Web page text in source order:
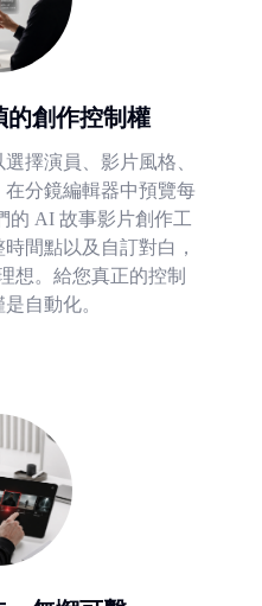
的創作控制權
擇演員、影片風格、
分鏡編輯器中預覽每
的 AI 故事影片創作工
間點以及自訂對白，
想。給您真正的控制
自動化。